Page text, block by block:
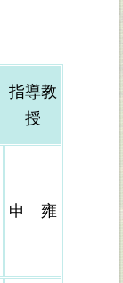
指導教
授
申 雍